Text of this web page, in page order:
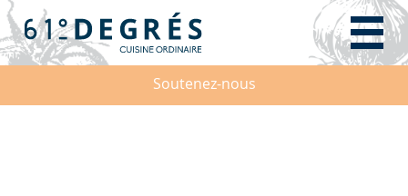
Soutenez-nous